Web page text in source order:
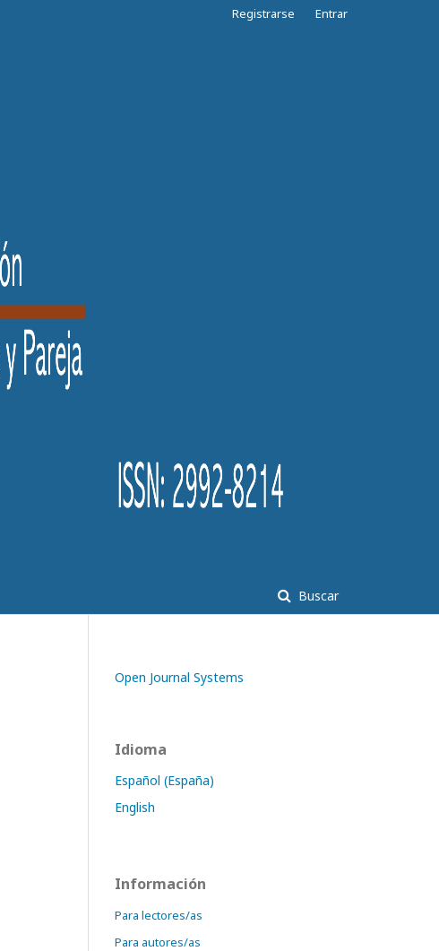
Buscar
Registrarse Entrar
Open Journal Systems
Idioma
Español (España)
English
Información
Para lectores/as
Para autores/as